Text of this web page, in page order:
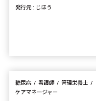
発行元 : じほう
糖尿病 看護師
管理栄養士
ケアマネージャー